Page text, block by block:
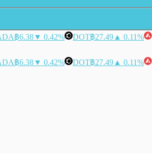
฿6.38▼ 0.42% DOT฿27.49 ▲ 0.11%
฿6.38▼ 0.42% DOT฿27.49 ▲ 0.11%